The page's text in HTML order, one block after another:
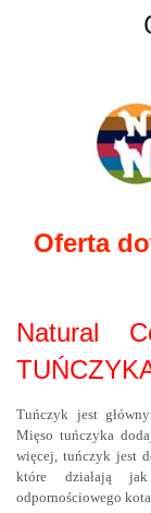
Oferta
Natural
Tuńczyk jest
Mięso tuńczyka
więcej, tuńczyk jest
które działają
odpornościowego